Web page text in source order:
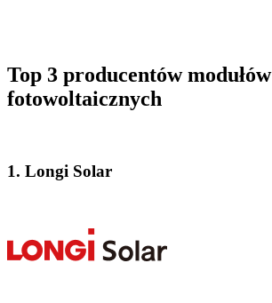
Top 3 producentów modułów
fotowoltaicznych
1. Longi Solar